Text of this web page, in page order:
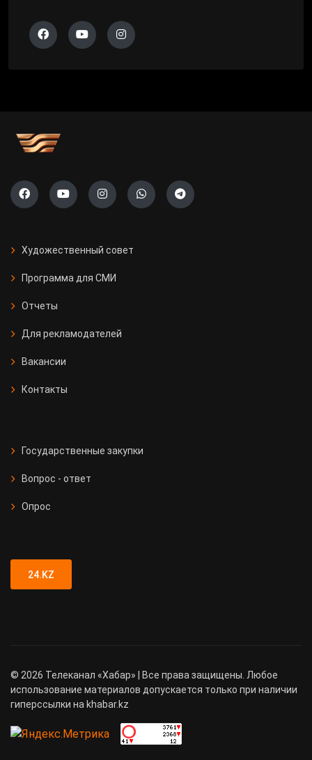
Художественный совет
Программа для СМИ
Отчеты
Для рекламодателей
Вакансии
Контакты
Государственные закупки
Вопрос - ответ
Опрос
24.KZ
© 2026 Телеканал «Хабар» | Все права защищены. Любое
использование материалов допускается только при наличии
гиперссылки на khabar.kz